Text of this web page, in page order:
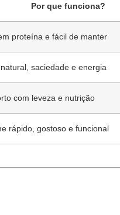
Por que funciona?
proteína e fácil de manter
saciedade e energia
com leveza e nutrição
rápido, gostoso e funcional